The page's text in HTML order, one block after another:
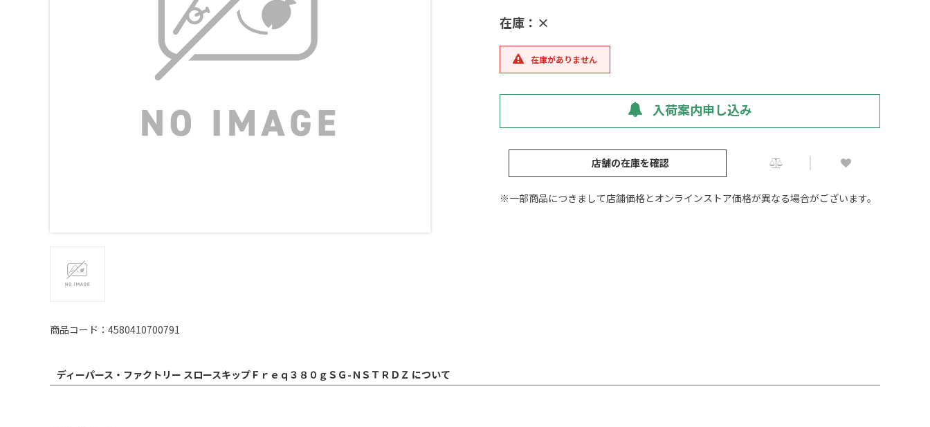
商品コード：4580410700791
在庫：×
在庫がありません
入荷案内申し込み
店舗の在庫を確認
※一部商品につきまして店舗価格とオンラインストア価格が異なる場合がございます。
ディーパース・ファクトリー スロースキップＦｒｅｑ３８０ｇＳＧ-ＮＳＴＲＤＺ について